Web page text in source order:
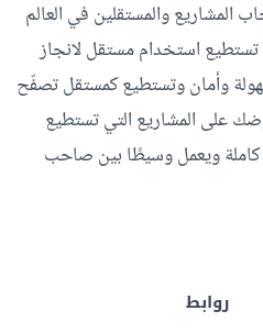
والمستقلين في العالم
استخدام مستقل لانجاز
وأمان وتستطيع كمستقل تصفّح
على المشاريع التي تستطيع
ويعمل وسيطًا بين صاحب
روابط